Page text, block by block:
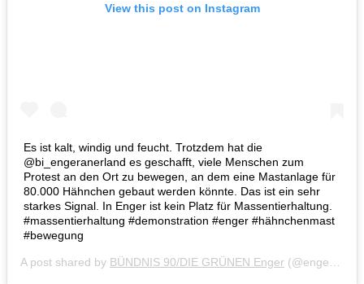
View this post on Instagram
Es ist kalt, windig und feucht. Trotzdem hat die
@bi_engeranerland es geschafft, viele Menschen zum
Protest an den Ort zu bewegen, an dem eine Mastanlage für
80.000 Hähnchen gebaut werden könnte. Das ist ein sehr
starkes Signal. In Enger ist kein Platz für Massentierhaltung.
#massentierhaltung #demonstration #enger #hähnchenmast
#bewegung
A post shared by BÜNDNIS 90/DIE GRÜNEN Enger (@engergruen) on